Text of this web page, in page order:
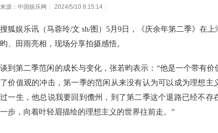
来源：中国娱乐网 2024/5/10 8:15:14
搜狐娱乐讯（马蓉玲/文 sh/图）5月9日，《庆余年第二季》在
昀、田雨亮相，现场分享拍摄感悟。
谈到第二季范闲的成长与变化，张若昀表示：“他是一个带有
了价值观的冲击，第一季的范闲从来没有认为可以成为理想主
过一生，他总说我要回到儋州，到了第二季这个退路已经不存
一步，向着叶轻眉描绘的理想主义的世界往前走。”